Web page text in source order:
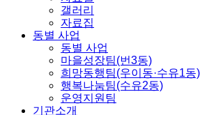
갤러리
자료집
동별 사업
동별 사업
마을성장팀(번3동)
희망동행팀(우이동·수유1동)
행복나눔팀(수유2동)
운영지원팀
기관소개